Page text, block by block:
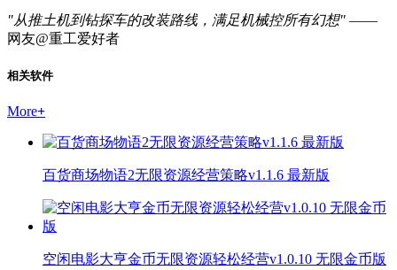
"从推土机到钻探车的改装路线，满足机械控所有幻想" ——
网友@重工爱好者
相关软件
More+
百货商场物语2无限资源经营策略v1.1.6 最新版
空闲电影大亨金币无限资源轻松经营v1.0.10 无限金币版